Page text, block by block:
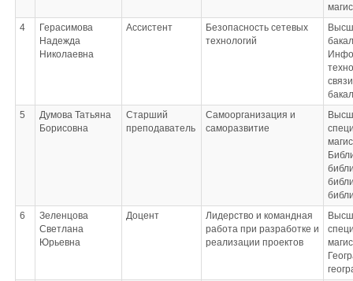
4
Герасимова
Надежда
Николаевна
Ассистент
Безопасность сетевых
технологий
связи
5
Думова Татьяна
Борисовна
Старший
преподаватель
Самоорганизация и
саморазвитие
6
Зеленцова
Светлана
Юрьевна
Доцент
Лидерство и командная
работа при разработке и
реализации проектов